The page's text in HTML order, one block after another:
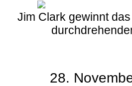
Jim Clark gewinnt
28.